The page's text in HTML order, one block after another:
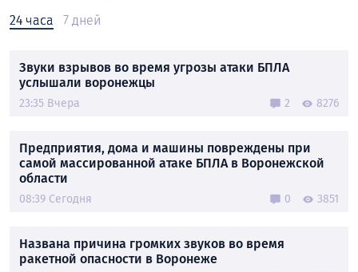
24 часа 7 дней
Звуки взрывов во время угрозы атаки БПЛА
услышали воронежцы
23:35 Вчера 2 8276
Предприятия, дома и машины повреждены при
самой массированной атаке БПЛА в Воронежской
области
08:39 Сегодня 0 3851
Названа причина громких звуков во время
ракетной опасности в Воронеже